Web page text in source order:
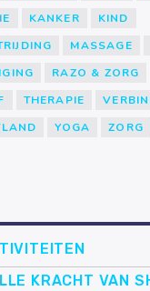
KANKER
KIND
MASSAGE
RAZO & ZORG
THERAPIE
YOGA ZORG
KRACHT VAN